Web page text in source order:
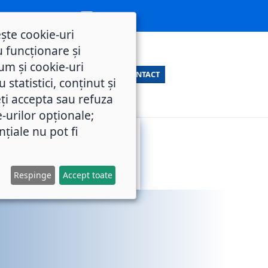
CONTACT
cookie-uri
funcționare și
și cookie-uri
statistici, conținut și
accepta sau refuza
urilor opționale;
nu pot fi
Respinge Accept toate